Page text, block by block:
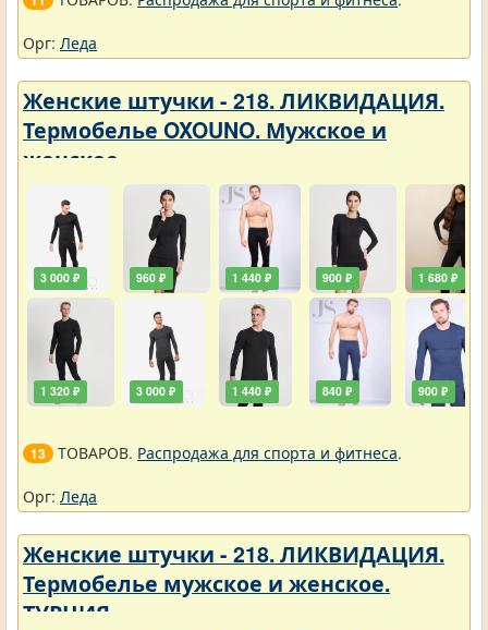
Орг: Леда
Женские штучки - 218. ЛИКВИДАЦИЯ.
Термобелье OXOUNO. Мужское и
женское
3 000 ₽
1 320 ₽
960 ₽
3 000 ₽
1 440 ₽
1 440 ₽
900 ₽
840 ₽
1 680 ₽
900 ₽
13 ТОВАРОВ. Распродажа для спорта и фитнеса.
Орг: Леда
Женские штучки - 218. ЛИКВИДАЦИЯ.
Термобелье мужское и женское.
ТУРЦИЯ